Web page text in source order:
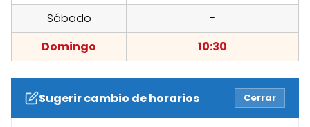
Sábado
-
Domingo
10:30
Sugerir cambio de horarios Cerrar